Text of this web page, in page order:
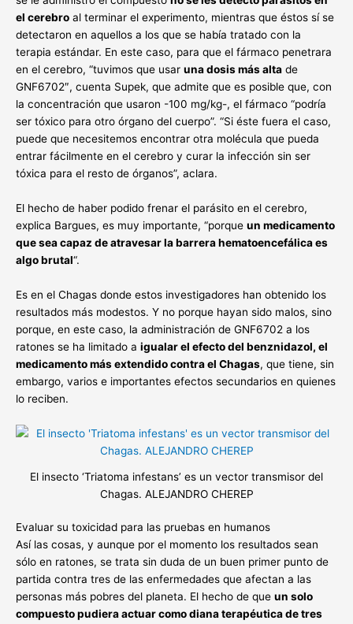
el cerebro al terminar el experimento, mientras que éstos sí se
detectaron en aquellos a los que se había tratado con la
terapia estándar. En este caso, para que el fármaco penetrara
en el cerebro, “tuvimos que usar una dosis más alta de
GNF6702″, cuenta Supek, que admite que es posible que, con
la concentración que usaron -100 mg/kg-, el fármaco “podría
ser tóxico para otro órgano del cuerpo”. “Si éste fuera el caso,
puede que necesitemos encontrar otra molécula que pueda
entrar fácilmente en el cerebro y curar la infección sin ser
tóxica para el resto de órganos”, aclara.
El hecho de haber podido frenar el parásito en el cerebro,
explica Bargues, es muy importante, “porque un medicamento
que sea capaz de atravesar la barrera hematoencefálica es
algo brutal“.
Es en el Chagas donde estos investigadores han obtenido los
resultados más modestos. Y no porque hayan sido malos, sino
porque, en este caso, la administración de GNF6702 a los
ratones se ha limitado a igualar el efecto del benznidazol, el
medicamento más extendido contra el Chagas, que tiene, sin
embargo, varios e importantes efectos secundarios en quienes
lo reciben.
El insecto ‘Triatoma infestans’ es un vector transmisor del
Chagas. ALEJANDRO CHEREP
Evaluar su toxicidad para las pruebas en humanos
Así las cosas, y aunque por el momento los resultados sean
sólo en ratones, se trata sin duda de un buen primer punto de
partida contra tres de las enfermedades que afectan a las
personas más pobres del planeta. El hecho de que un solo
compuesto pudiera actuar como diana terapéutica de tres